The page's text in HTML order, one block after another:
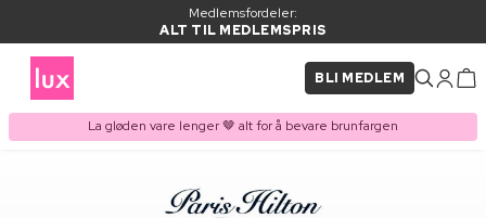
Medlemsfordeler:
ALT TIL MEDLEMSPRIS
BLI MEDLEM
La gløden vare lenger 🤎 alt for å bevare brunfargen